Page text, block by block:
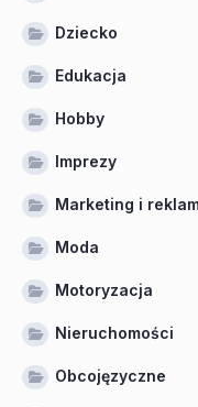
Dziecko
Edukacja
Hobby
Imprezy
Marketing i
Moda
Motoryzacja
Nieruchomości
Obcojęzyczne